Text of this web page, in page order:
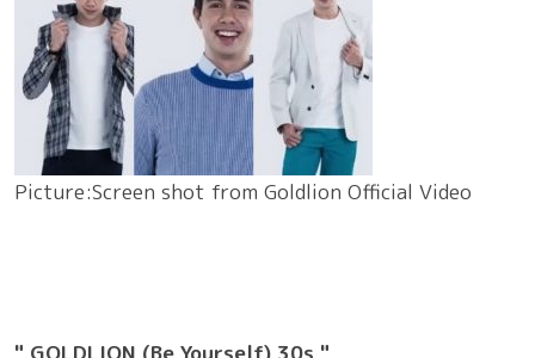
Picture:Screen shot from Goldlion Official Video